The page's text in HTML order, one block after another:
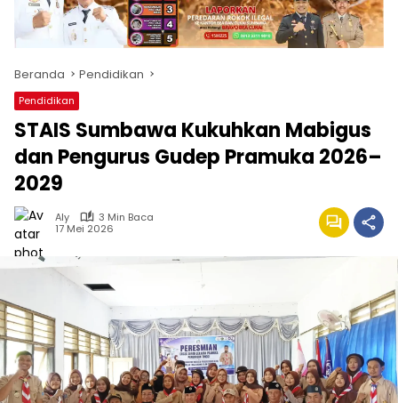
Beranda Pendidikan
Pendidikan
STAIS Sumbawa Kukuhkan Mabigus
dan Pengurus Gudep Pramuka 2026–
2029
Aly
3 Min Baca
17 Mei 2026